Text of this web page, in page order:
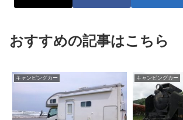
おすすめの記事はこちら
キャンピングカー キャンピングカー